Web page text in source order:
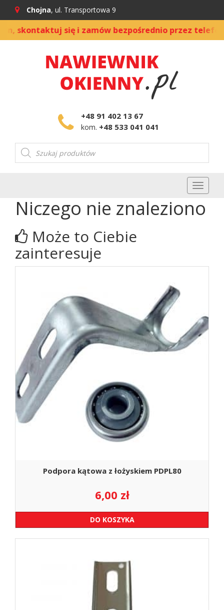
Chojna, ul. Transportowa 9
skontaktuj się i zamów bezpośrednio przez telefon
+48 91 402 13 67
kom. +48 533 041 041
Wyszukiwarka
produktów
Toggle
Niczego nie znaleziono
Może to Ciebie
zainteresuje
Podpora kątowa z łożyskiem PDPL80
6,00 zł
DO KOSZYKA